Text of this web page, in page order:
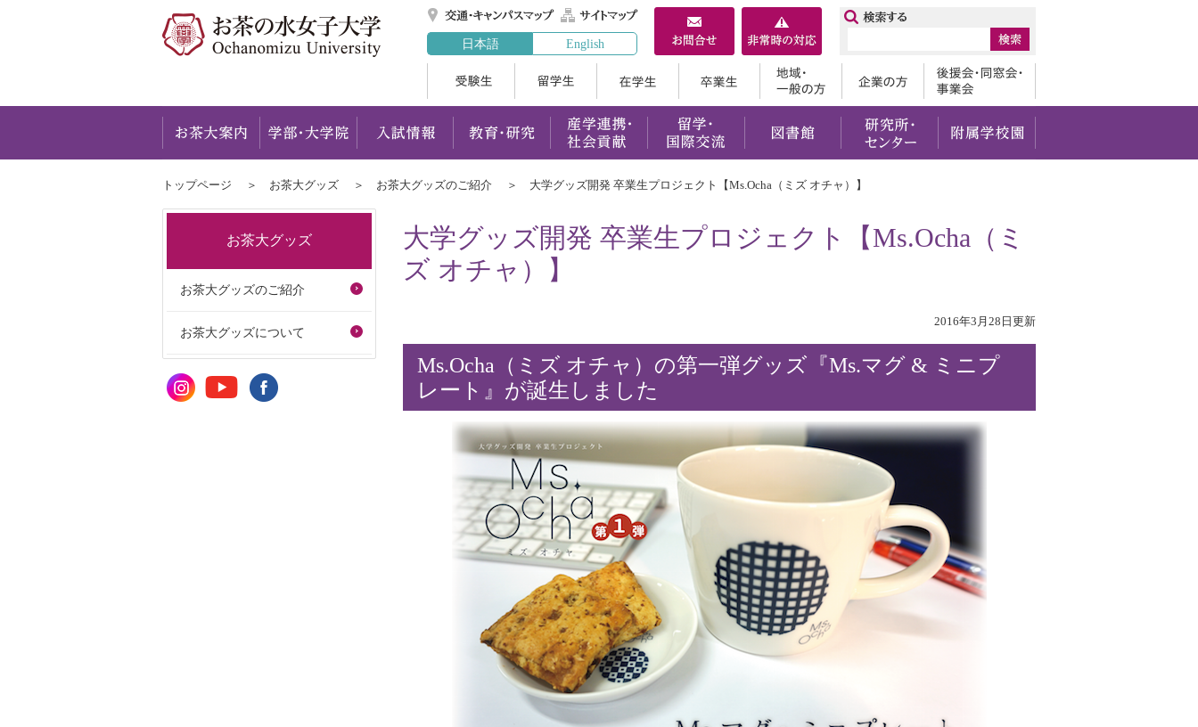
交通・キャンパスマップ
サイトマップ
日本語
English
在学生 地域・一般の方企業の方
お茶大案内 入試情報 教育・研究 産学連携・社会貢献留学・国際交流
トップページ お茶大グッズ お茶大グッズのご紹介 大学グッズ開発 卒業生プロジェクト【Ms.Ocha（ミズ オチャ）】
大学グッズ開発 卒業生プロジェクト【Ms.Ocha（ミ
ズ オチャ）】
2016年3月28日更新
Ms.Ocha（ミズ オチャ）の第一弾グッズ『Ms.マグ & ミニプ
レート』が誕生しました
お茶大グッズ
お茶大グッズのご紹介
お茶大グッズについて